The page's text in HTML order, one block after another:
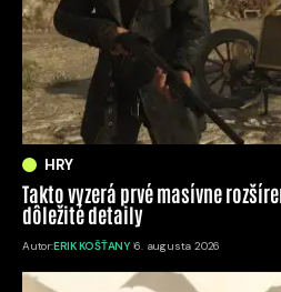
HRY
Takto vyzerá prvé masívne
dôležité detaily
Autor:ERIK KOŠŤANY 6. augusta 2026